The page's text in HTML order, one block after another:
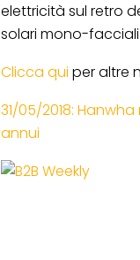
elettricità sul retro
solari mono-facciali.
Clicca qui per altre
31/05/2018:
annui